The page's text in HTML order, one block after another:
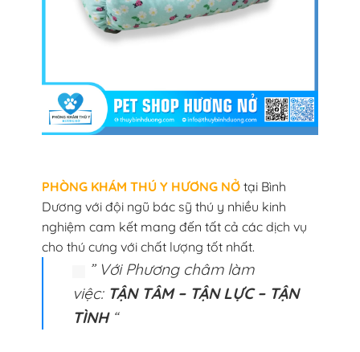
PHÒNG KHÁM THÚ Y HƯƠNG NỞtại Bình
Dương với đội ngũ bác sỹ thú y nhiều kinh
nghiệm cam kết mang đến tất cả các dịch vụ
cho thú cưng với chất lượng tốt nhất.
” Với Phương châm làm
việc: TẬN TÂM – TẬN LỰC – TẬN
TÌNH“